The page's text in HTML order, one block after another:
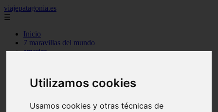
Utilizamos cookies
Usamos cookies y otras técnicas de
viajepatagonia.es
☰
Inicio
7 maravillas del mundo
america
c buenos aires
c cordoba
c generalidades del pais